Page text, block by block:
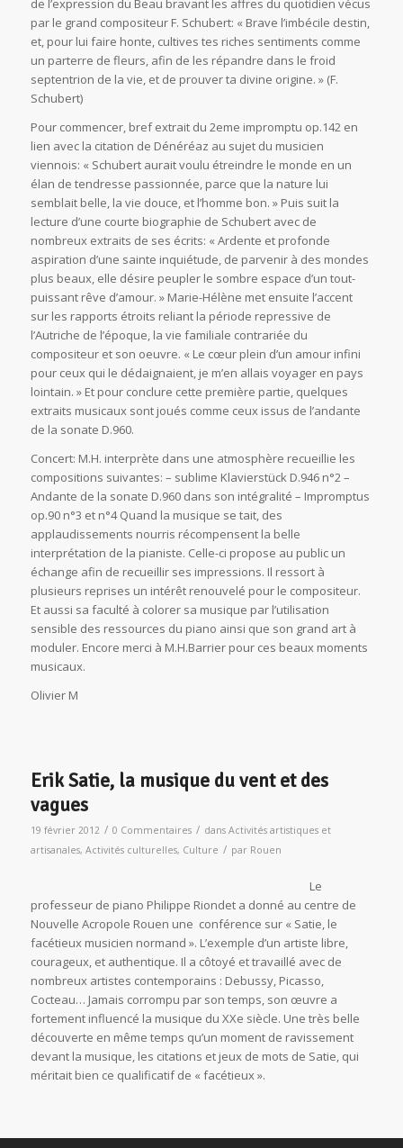
de l’expression du Beau bravant les affres du quotidien vécus
par le grand compositeur F. Schubert: « Brave l’imbécile destin,
et, pour lui faire honte, cultives tes riches sentiments comme
un parterre de fleurs, afin de les répandre dans le froid
septentrion de la vie, et de prouver ta divine origine. » (F.
Schubert)
Pour commencer, bref extrait du 2eme impromptu op.142 en
lien avec la citation de Dénéréaz au sujet du musicien
viennois: « Schubert aurait voulu étreindre le monde en un
élan de tendresse passionnée, parce que la nature lui
semblait belle, la vie douce, et l’homme bon. » Puis suit la
lecture d’une courte biographie de Schubert avec de
nombreux extraits de ses écrits: « Ardente et profonde
aspiration d’une sainte inquiétude, de parvenir à des mondes
plus beaux, elle désire peupler le sombre espace d’un tout-
puissant rêve d’amour. » Marie-Hélène met ensuite l’accent
sur les rapports étroits reliant la période repressive de
l’Autriche de l’époque, la vie familiale contrariée du
compositeur et son oeuvre. « Le cœur plein d’un amour infini
pour ceux qui le dédaignaient, je m’en allais voyager en pays
lointain. » Et pour conclure cette première partie, quelques
extraits musicaux sont joués comme ceux issus de l’andante
de la sonate D.960.
Concert: M.H. interprète dans une atmosphère recueillie les
compositions suivantes: – sublime Klavierstück D.946 n°2 –
Andante de la sonate D.960 dans son intégralité – Impromptus
op.90 n°3 et n°4 Quand la musique se tait, des
applaudissements nourris récompensent la belle
interprétation de la pianiste. Celle-ci propose au public un
échange afin de recueillir ses impressions. Il ressort à
plusieurs reprises un intérêt renouvelé pour le compositeur.
Et aussi sa faculté à colorer sa musique par l’utilisation
sensible des ressources du piano ainsi que son grand art à
moduler. Encore merci à M.H.Barrier pour ces beaux moments
musicaux.
Olivier M
Erik Satie, la musique du vent et des
vagues
19 février 2012 / 0 Commentaires / dans Activités artistiques et
artisanales, Activités culturelles, Culture / par Rouen
Le
professeur de piano Philippe Riondet a donné au centre de
Nouvelle Acropole Rouen une conférence sur « Satie, le
facétieux musicien normand ». L’exemple d’un artiste libre,
courageux, et authentique. Il a côtoyé et travaillé avec de
nombreux artistes contemporains : Debussy, Picasso,
Cocteau… Jamais corrompu par son temps, son œuvre a
fortement influencé la musique du XXe siècle. Une très belle
découverte en même temps qu’un moment de ravissement
devant la musique, les citations et jeux de mots de Satie, qui
méritait bien ce qualificatif de « facétieux ».